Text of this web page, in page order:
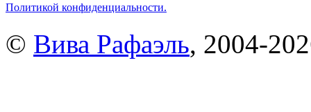
Политикой конфиденциальности.
© Вива Рафаэль, 2004-